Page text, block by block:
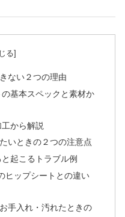
ない２つの理由
基本スペックと素材か
から解説
いときの２つの注意点
起こるトラブル例
ヒップシートとの違い
手入れ・汚れたときの